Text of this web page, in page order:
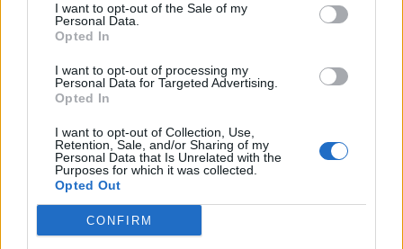
I want to opt-out of the Sale of my
Personal Data.
Opted In
I want to opt-out of processing my
Personal Data for Targeted Advertising.
Opted In
I want to opt-out of Collection, Use,
Retention, Sale, and/or Sharing of my
Personal Data that Is Unrelated with the
Purposes for which it was collected.
Opted Out
CONFIRM
DESTAQUES
Deputados do PSD saúdam Banda
Sinfónica da ARMAB pelo 1º lugar...
31 DE JULHO, 2026